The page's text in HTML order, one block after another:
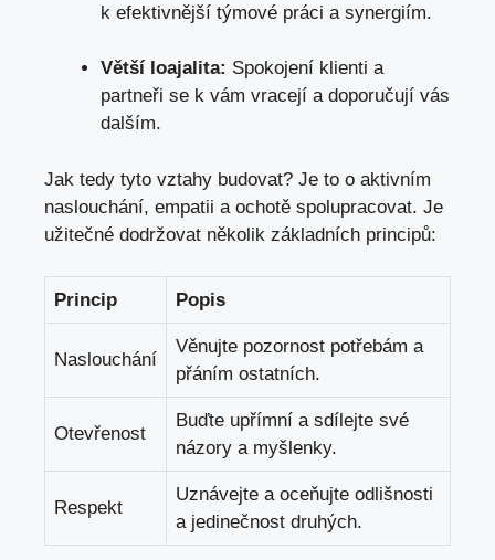
k efektivnější týmové práci a synergiím.
Větší loajalita: Spokojení klienti a
partneři se k vám vracejí a doporučují vás
dalším.
Jak tedy tyto vztahy budovat? Je to o aktivním
naslouchání, empatii a ochotě spolupracovat. Je
užitečné dodržovat několik základních principů:
Princip Popis
Naslouchání
Věnujte pozornost potřebám a
přáním ostatních.
Otevřenost
Buďte upřímní a sdílejte své
názory a myšlenky.
Respekt
Uznávejte a oceňujte odlišnosti
a jedinečnost druhých.